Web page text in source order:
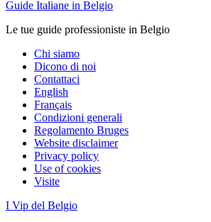
Guide Italiane in Belgio
Le tue guide professioniste in Belgio
Chi siamo
Dicono di noi
Contattaci
English
Français
Condizioni generali
Regolamento Bruges
Website disclaimer
Privacy policy
Use of cookies
Visite
I Vip del Belgio